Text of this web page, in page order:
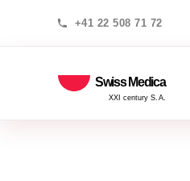
+41 22 508 71 72
Swiss Medica
XXI century S.A.